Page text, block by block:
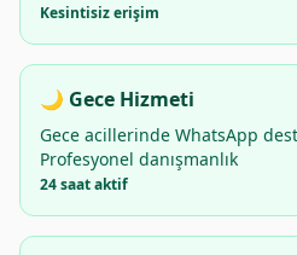
Kesintisiz erişim
🌙 Gece Hizmeti
Gece acillerinde WhatsApp
Profesyonel danışmanlık
24 saat aktif